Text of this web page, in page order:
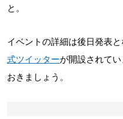
と。
イベントの詳細は後日発表と
式ツイッターが開設されて
おきましょう。